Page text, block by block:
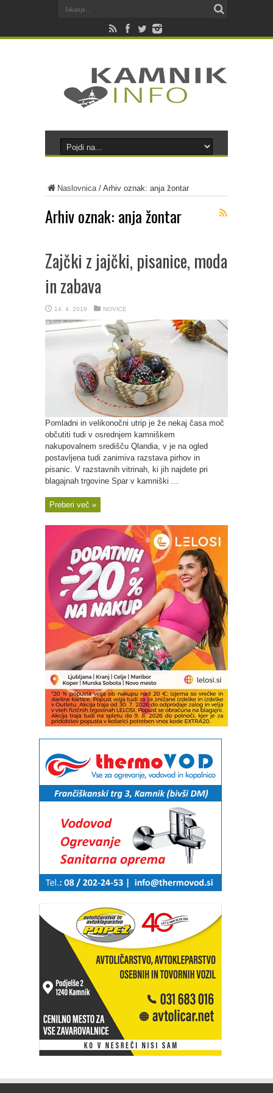
Naslovnica/ Arhiv oznak: anja žontar
Arhiv oznak: anja žontar
Zajčki z jajčki, pisanice, moda
in zabava
14. 4. 2019 NOVICE
Pomladni in velikonočni utrip je že nekaj časa moč
občutiti tudi v osrednjem kamniškem
nakupovalnem središču Qlandia, v je na ogled
postavljena tudi zanimiva razstava pirhov in
pisanic. V razstavnih vitrinah, ki jih najdete pri
blagajnah trgovine Spar v kamniški ...
Preberi več »